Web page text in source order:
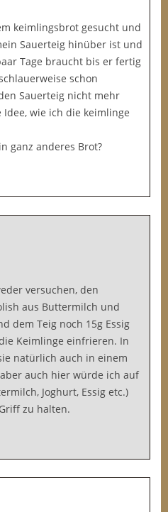
keimlingsbrot gesucht und
Sauerteig hinüber ist und
Tage braucht bis er fertig
schon
Sauerteig nicht mehr
wie ich die keimlinge
ganz anderes Brot?
versuchen, den
aus Buttermilch und
dem Teig noch 15g Essig
Keimlinge einfrieren. In
natürlich auch in einem
auch hier würde ich auf
Joghurt, Essig etc.)
zu halten.